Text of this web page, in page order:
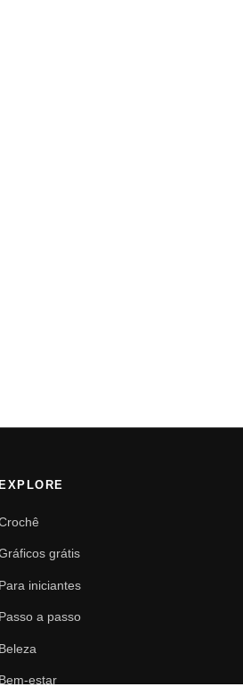
EXPLORE
grátis
Para iniciantes
Passo a passo
Beleza
Bem-estar